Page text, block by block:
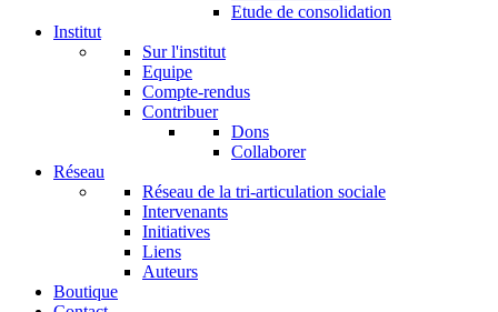
Etude de consolidation
Institut
Sur l'institut
Equipe
Compte-rendus
Contribuer
Dons
Collaborer
Réseau
Réseau de la tri-articulation sociale
Intervenants
Initiatives
Liens
Auteurs
Boutique